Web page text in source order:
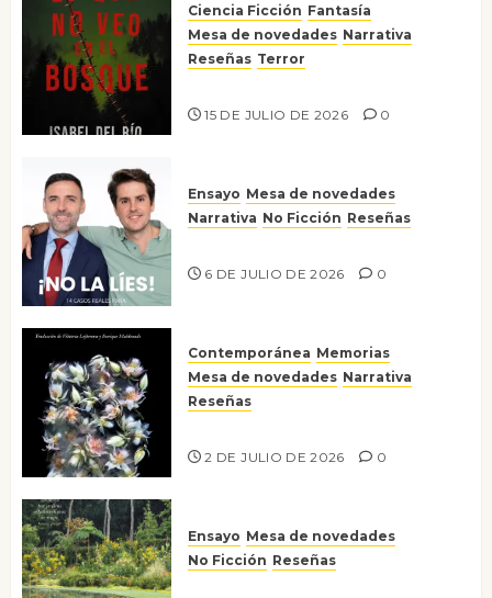
Ciencia Ficción Fantasía
Mesa de novedades Narrativa
Reseñas Terror
15 DE JULIO DE 2026 0
Ensayo Mesa de novedades
Narrativa No Ficción Reseñas
6 DE JULIO DE 2026 0
Contemporánea Memorias
Mesa de novedades Narrativa
Reseñas
2 DE JULIO DE 2026 0
Ensayo Mesa de novedades
No Ficción Reseñas